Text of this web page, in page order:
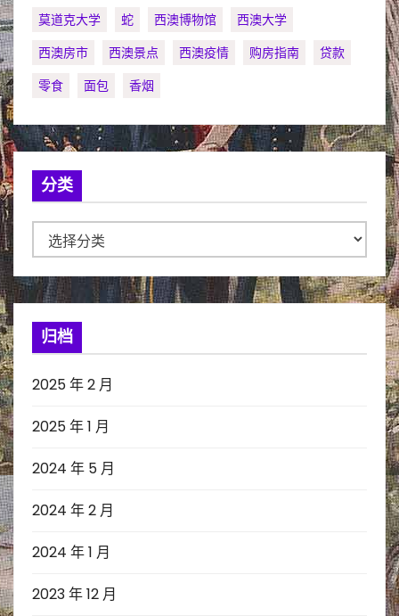
莫道克大学
蛇 西澳博物馆
西澳大学
西澳房市
西澳景点 西澳疫情 购房指南
贷款
零食
面包 香烟
分类
类
归档
2025 年 2 月
2025 年 1 月
2024 年 5 月
2024 年 2 月
2024 年 1 月
2023 年 12 月